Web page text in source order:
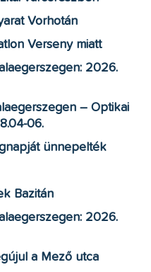
Vorhotán
Verseny miatt
2026.
– Optikai
06.
ünnepelték
Bazitán
2026.
a Mező utca